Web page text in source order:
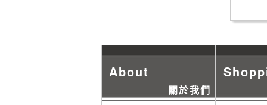
About
關於我們